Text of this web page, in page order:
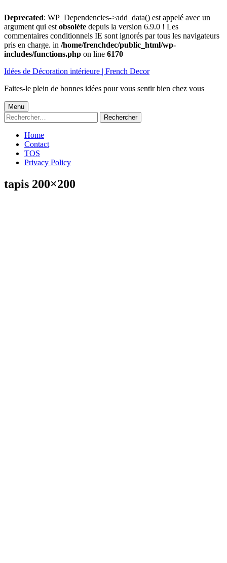
Deprecated: WP_Dependencies->add_data() est appelé avec un
argument qui est obsolète depuis la version 6.9.0 ! Les
commentaires conditionnels IE sont ignorés par tous les navigateurs
pris en charge. in /home/frenchdec/public_html/wp-
includes/functions.php on line 6170
au
Idées de Décoration intérieure | French Decor
Faites-le plein de bonnes idées pour vous sentir bien chez vous
Menu
principal
Menu
Rechercher :
Home
Contact
TOS
Privacy Policy
tapis 200×200